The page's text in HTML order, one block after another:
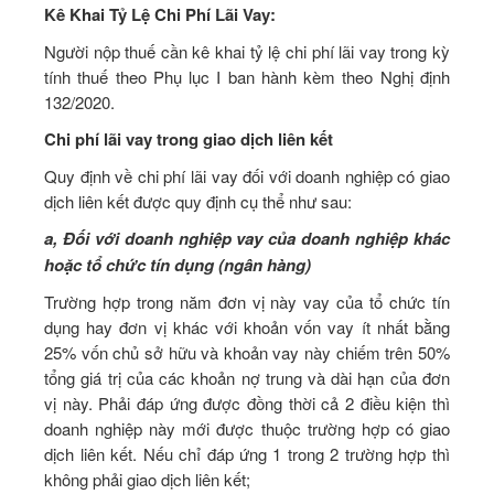
Kê Khai Tỷ Lệ Chi Phí Lãi Vay:
Người nộp thuế cần kê khai tỷ lệ chi phí lãi vay trong kỳ
tính thuế theo Phụ lục I ban hành kèm theo Nghị định
132/2020.
Chi phí lãi vay trong giao dịch liên kết
Quy định về chi phí lãi vay đối với doanh nghiệp có giao
dịch liên kết được quy định cụ thể như sau:
a, Đối với doanh nghiệp vay của doanh nghiệp khác
hoặc tổ chức tín dụng (ngân hàng)
Trường hợp trong năm đơn vị này vay của tổ chức tín
dụng hay đơn vị khác với khoản vốn vay ít nhất bằng
25% vốn chủ sở hữu và khoản vay này chiếm trên 50%
tổng giá trị của các khoản nợ trung và dài hạn của đơn
vị này. Phải đáp ứng được đồng thời cả 2 điều kiện thì
doanh nghiệp này mới được thuộc trường hợp có giao
dịch liên kết. Nếu chỉ đáp ứng 1 trong 2 trường hợp thì
không phải giao dịch liên kết;